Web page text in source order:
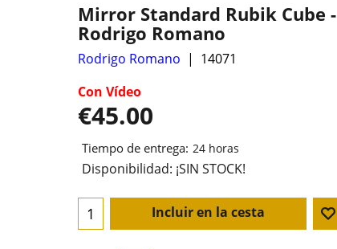
Mirror Standard Rubik Cube -
Rodrigo Romano
Rodrigo Romano
14071
Con Vídeo
€45.00
Tiempo de entrega: 24 horas
Disponibilidad: ¡SIN STOCK!
Incluir en la cesta